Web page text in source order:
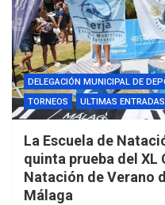
DELEGACIÓN MUNICIPAL DE
TORNEOS
ULTIMAS ENTRADAS
La Escuela de
quinta prueba del
Natación de Verano
Málaga